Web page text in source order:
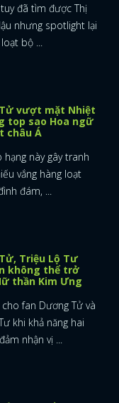
đã tìm được Thị
nhưng spotlight lại
bộ ...
vượt mặt Nhiệt
top sao Hoa ngữ
châu Á
hạng này gây tranh
vắng hàng loạt
đám, ...
Triệu Lộ Tư
không thể trở
thần Kim Ưng
fan Dương Tử và
khi khả năng hai
nhận vị ...